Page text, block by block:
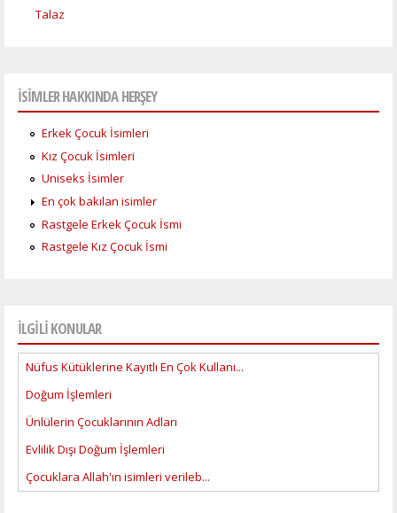
Talaz
İSİMLER HAKKINDA HERŞEY
Erkek Çocuk İsimleri
Kız Çocuk İsimleri
Uniseks İsimler
En çok bakılan isimler
Rastgele Erkek Çocuk İsmi
Rastgele Kız Çocuk İsmi
İLGİLİ KONULAR
Nüfus Kütüklerine Kayıtlı En Çok Kullanı...
Doğum İşlemleri
Ünlülerin Çocuklarının Adları
Evlilik Dışı Doğum İşlemleri
Çocuklara Allah'ın isimleri verileb...